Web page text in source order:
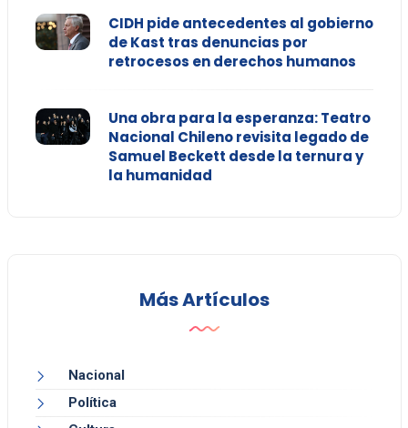
CIDH pide antecedentes al gobierno
de Kast tras denuncias por
retrocesos en derechos humanos
Una obra para la esperanza: Teatro
Nacional Chileno revisita legado de
Samuel Beckett desde la ternura y
la humanidad
Más Artículos
Nacional
Política